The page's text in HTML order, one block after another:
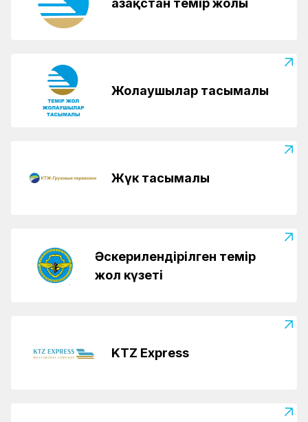
Қазақстан темір жолы
Жолаушылар тасымалы
Жүк тасымалы
Әскерилендірілген темір
жол күзеті
KTZ Express